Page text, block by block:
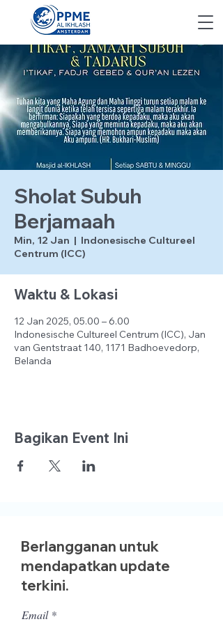
Sholat Subuh
Berjamaah
Min, 12 Jan
  |
Indonesische Cultureel
Centrum (ICC)
Waktu & Lokasi
12 Jan 2025, 05.00 – 6.00
Indonesische Cultureel Centrum (ICC), Jan
van Gentstraat 140, 1171 Badhoevedorp,
Belanda
Bagikan Event Ini
Berlangganan untuk
mendapatkan update
terkini.
Email